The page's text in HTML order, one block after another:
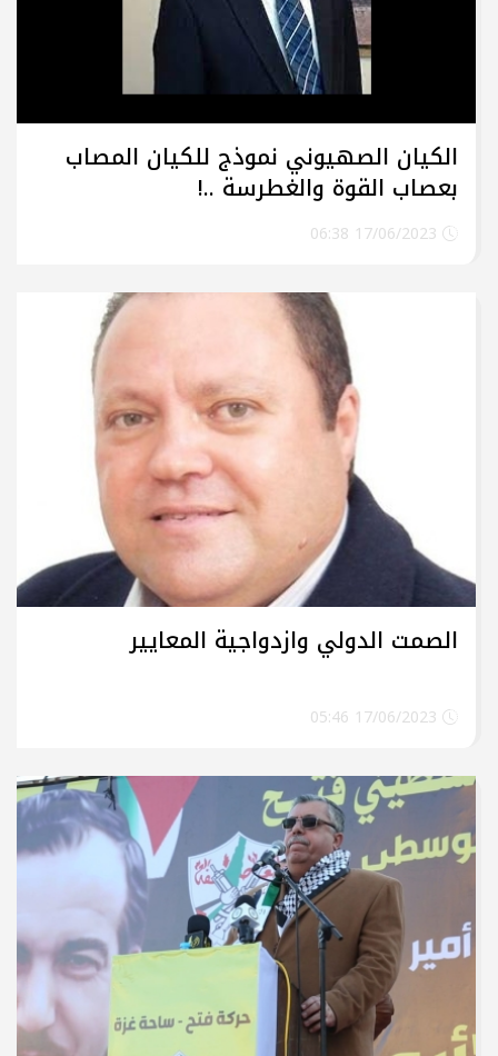
الكيان الصهيوني نموذج للكيان المصاب
بعصاب القوة والغطرسة ..!
الصمت الدولي وازدواجية المعايير